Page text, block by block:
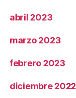
abril 2023
marzo 2023
febrero 2023
diciembre 2022